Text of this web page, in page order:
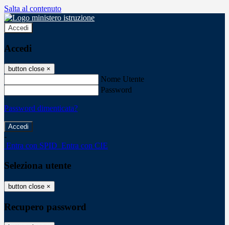
Salta al contenuto
Accedi
Accedi
button close ×
Nome Utente
Password
Password dimenticata?
-
Entra con SPID Entra con CIE
Seleziona utente
button close ×
Recupero password